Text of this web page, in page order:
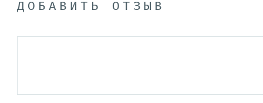
ДОБАВИТЬ ОТЗЫВ